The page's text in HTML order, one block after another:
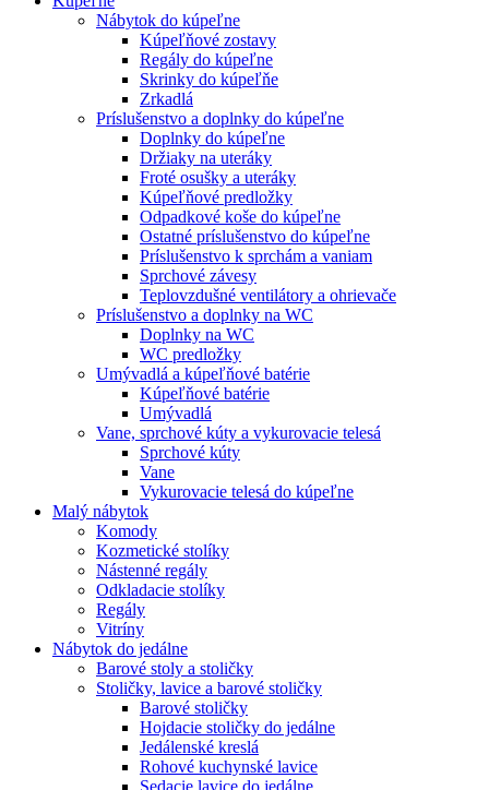
Nábytok do kúpeľne
Kúpeľňové zostavy
Regály do kúpeľne
Skrinky do kúpeľňe
Zrkadlá
Príslušenstvo a doplnky do kúpeľne
Doplnky do kúpeľne
Držiaky na uteráky
Froté osušky a uteráky
Kúpeľňové predložky
Odpadkové koše do kúpeľne
Ostatné príslušenstvo do kúpeľne
Príslušenstvo k sprchám a vaniam
Sprchové závesy
Teplovzdušné ventilátory a ohrievače
Príslušenstvo a doplnky na WC
Doplnky na WC
WC predložky
Umývadlá a kúpeľňové batérie
Kúpeľňové batérie
Umývadlá
Vane, sprchové kúty a vykurovacie telesá
Sprchové kúty
Vane
Vykurovacie telesá do kúpeľne
Malý nábytok
Komody
Kozmetické stolíky
Nástenné regály
Odkladacie stolíky
Regály
Vitríny
Nábytok do jedálne
Barové stoly a stoličky
Stoličky, lavice a barové stoličky
Barové stoličky
Hojdacie stoličky do jedálne
Jedálenské kreslá
Rohové kuchynské lavice
Sedacie lavice do jedálne